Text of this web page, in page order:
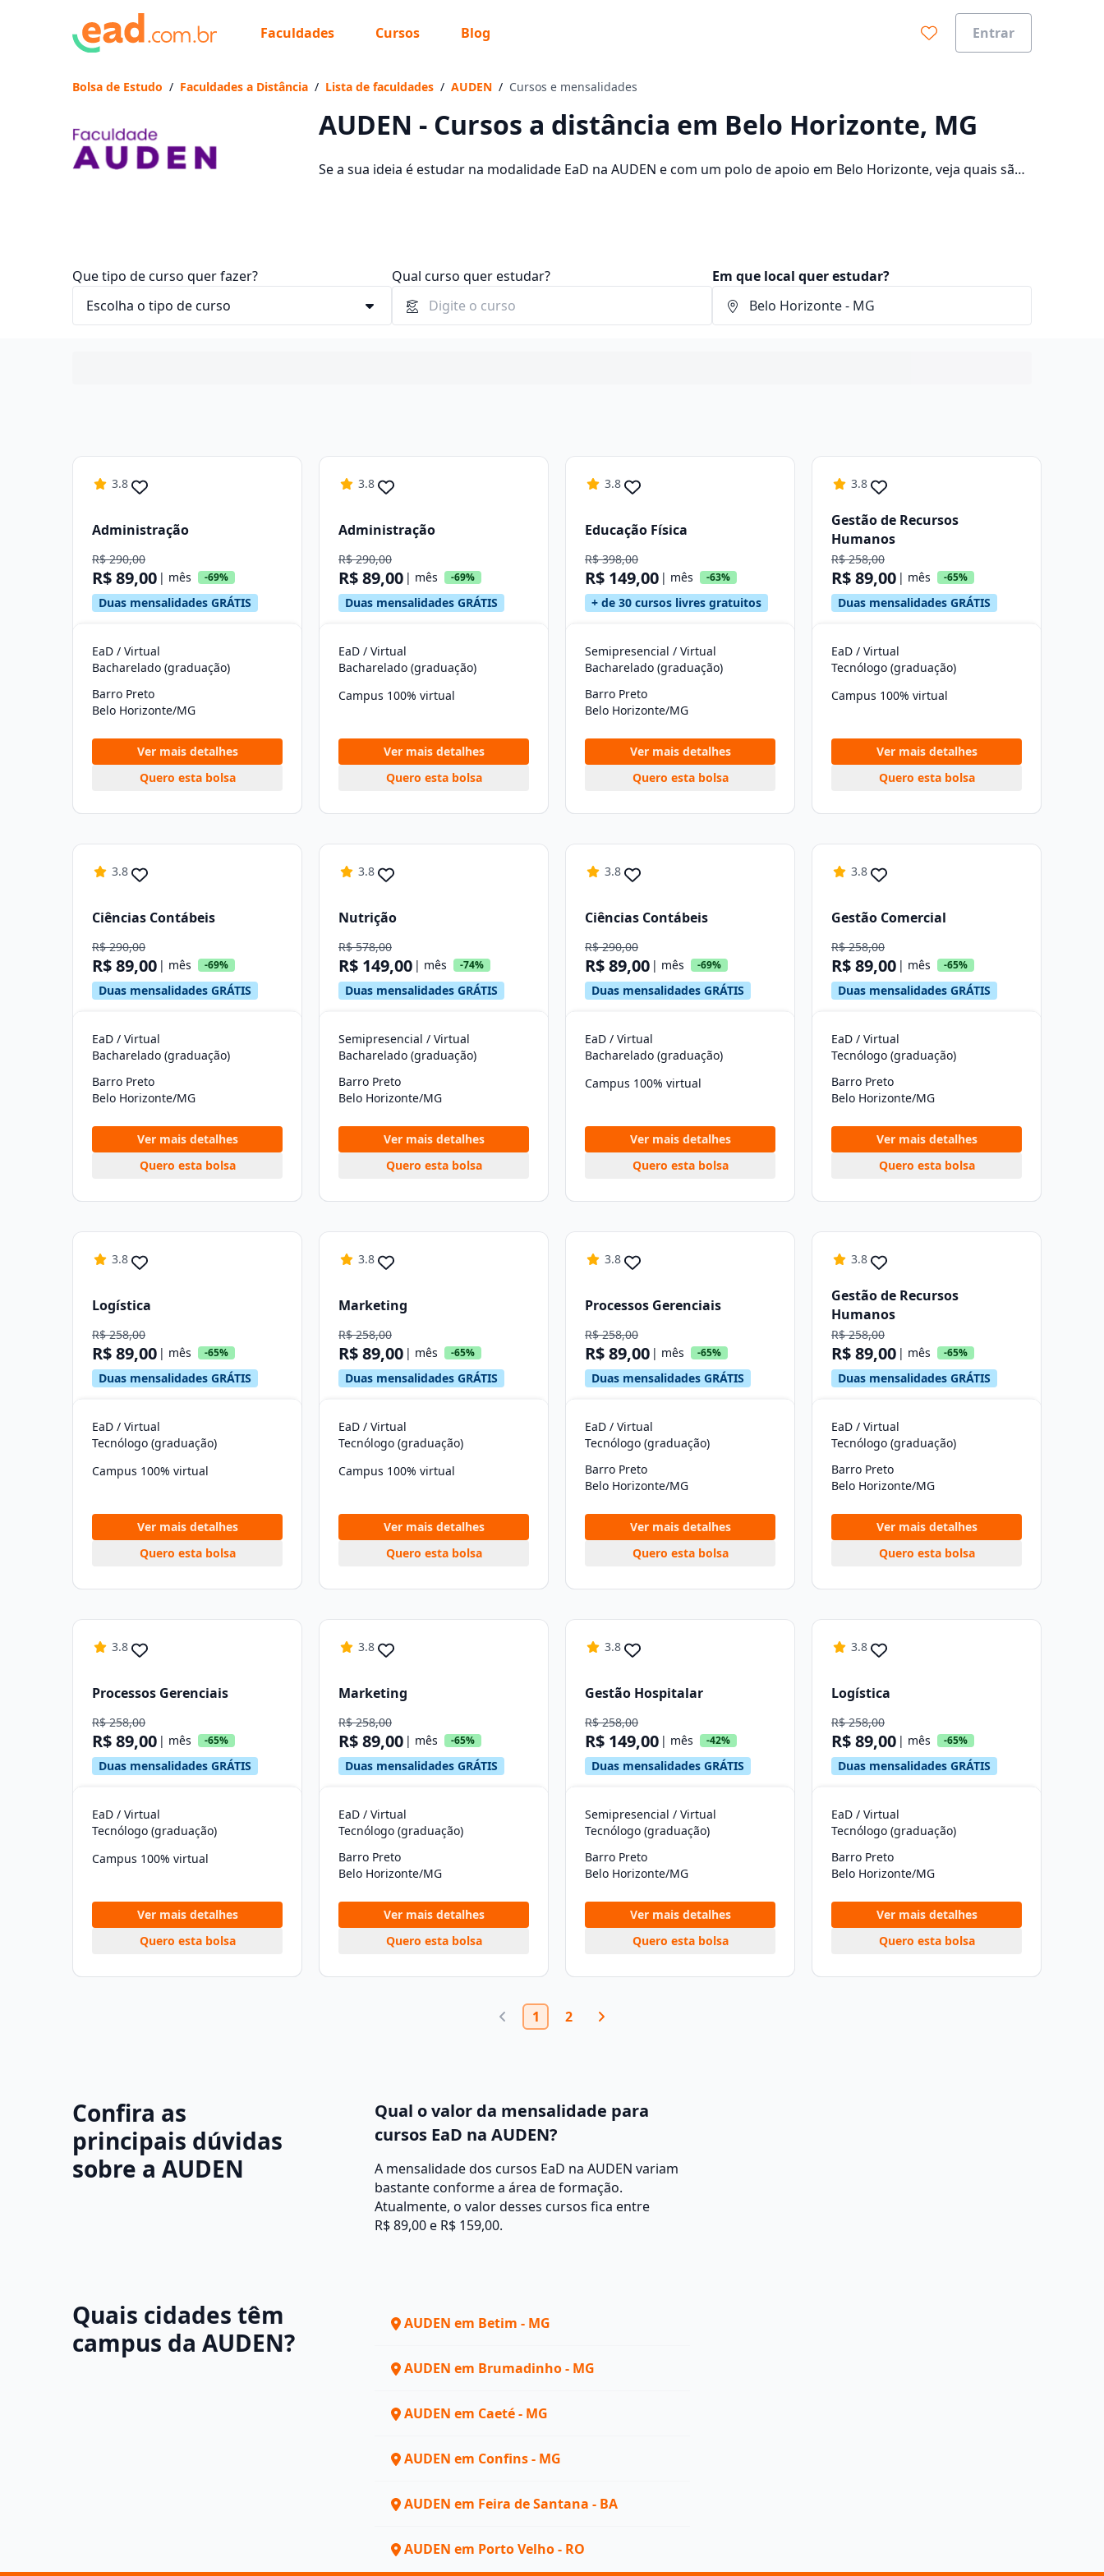
Faculdades Cursos Blog Entrar
Vamos te guiar no caminho ideal para seus estudos
Ainda não sei
Continuar
Bolsa de Estudo / Faculdades a Distância / Lista de faculdades / AUDEN / Cursos e mensalidades
AUDEN - Cursos a distância em Belo Horizonte, MG
Se a sua ideia é estudar na modalidade EaD na AUDEN e com um polo de apoio em Belo Horizonte, veja quais são
Que tipo de curso quer fazer? Qual curso quer estudar? Em que local quer estudar?
3.8
Administração
R$ 290,00
R$ 89,00 | mês -69%
Duas mensalidades GRÁTIS
EaD / Virtual
Bacharelado (graduação)
Barro Preto
Belo Horizonte/MG
Ver mais detalhes
Quero esta bolsa
3.8
Administração
R$ 290,00
R$ 89,00 | mês -69%
Duas mensalidades GRÁTIS
EaD / Virtual
Bacharelado (graduação)
Campus 100% virtual
Ver mais detalhes
Quero esta bolsa
3.8
Educação Física
R$ 398,00
R$ 149,00 | mês -63%
+ de 30 cursos livres gratuitos
Semipresencial / Virtual
Bacharelado (graduação)
Barro Preto
Belo Horizonte/MG
Ver mais detalhes
Quero esta bolsa
3.8
Gestão de Recursos
Humanos
R$ 258,00
R$ 89,00 | mês -65%
Duas mensalidades GRÁTIS
EaD / Virtual
Tecnólogo (graduação)
Campus 100% virtual
Ver mais detalhes
Quero esta bolsa
3.8
Ciências Contábeis
R$ 290,00
R$ 89,00 | mês -69%
Duas mensalidades GRÁTIS
EaD / Virtual
Bacharelado (graduação)
Barro Preto
Belo Horizonte/MG
Ver mais detalhes
Quero esta bolsa
3.8
Nutrição
R$ 578,00
R$ 149,00 | mês -74%
Duas mensalidades GRÁTIS
Semipresencial / Virtual
Bacharelado (graduação)
Barro Preto
Belo Horizonte/MG
Ver mais detalhes
Quero esta bolsa
3.8
Ciências Contábeis
R$ 290,00
R$ 89,00 | mês -69%
Duas mensalidades GRÁTIS
EaD / Virtual
Bacharelado (graduação)
Campus 100% virtual
Ver mais detalhes
Quero esta bolsa
3.8
Gestão Comercial
R$ 258,00
R$ 89,00 | mês -65%
Duas mensalidades GRÁTIS
EaD / Virtual
Tecnólogo (graduação)
Barro Preto
Belo Horizonte/MG
Ver mais detalhes
Quero esta bolsa
3.8
Logística
R$ 258,00
R$ 89,00 | mês -65%
Duas mensalidades GRÁTIS
EaD / Virtual
Tecnólogo (graduação)
Campus 100% virtual
Ver mais detalhes
Quero esta bolsa
3.8
Marketing
R$ 258,00
R$ 89,00 | mês -65%
Duas mensalidades GRÁTIS
EaD / Virtual
Tecnólogo (graduação)
Campus 100% virtual
Ver mais detalhes
Quero esta bolsa
3.8
Processos Gerenciais
R$ 258,00
R$ 89,00 | mês -65%
Duas mensalidades GRÁTIS
EaD / Virtual
Tecnólogo (graduação)
Barro Preto
Belo Horizonte/MG
Ver mais detalhes
Quero esta bolsa
3.8
Gestão de Recursos
Humanos
R$ 258,00
R$ 89,00 | mês -65%
Duas mensalidades GRÁTIS
EaD / Virtual
Tecnólogo (graduação)
Barro Preto
Belo Horizonte/MG
Ver mais detalhes
Quero esta bolsa
3.8
Processos Gerenciais
R$ 258,00
R$ 89,00 | mês -65%
Duas mensalidades GRÁTIS
EaD / Virtual
Tecnólogo (graduação)
Campus 100% virtual
Ver mais detalhes
Quero esta bolsa
3.8
Marketing
R$ 258,00
R$ 89,00 | mês -65%
Duas mensalidades GRÁTIS
EaD / Virtual
Tecnólogo (graduação)
Barro Preto
Belo Horizonte/MG
Ver mais detalhes
Quero esta bolsa
3.8
Gestão Hospitalar
R$ 258,00
R$ 149,00 | mês -42%
Duas mensalidades GRÁTIS
Semipresencial / Virtual
Tecnólogo (graduação)
Barro Preto
Belo Horizonte/MG
Ver mais detalhes
Quero esta bolsa
3.8
Logística
R$ 258,00
R$ 89,00 | mês -65%
Duas mensalidades GRÁTIS
EaD / Virtual
Tecnólogo (graduação)
Barro Preto
Belo Horizonte/MG
Ver mais detalhes
Quero esta bolsa
1 2
Confira as
principais dúvidas
sobre a AUDEN
Qual o valor da mensalidade para
cursos EaD na AUDEN?
A mensalidade dos cursos EaD na AUDEN variam
bastante conforme a área de formação.
Atualmente, o valor desses cursos fica entre
R$ 89,00 e R$ 159,00.
Quais cidades têm
campus da AUDEN?
AUDEN em Betim - MG
AUDEN em Brumadinho - MG
AUDEN em Caeté - MG
AUDEN em Confins - MG
AUDEN em Feira de Santana - BA
AUDEN em Porto Velho - RO